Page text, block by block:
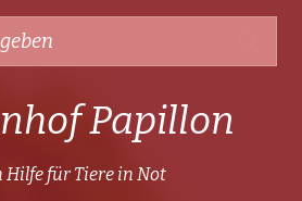
Papillon
Hilfe für Tiere in Not